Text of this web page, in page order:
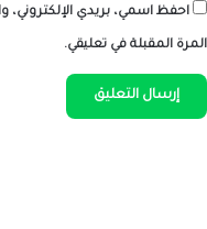
احفظ اسمي، بريدي الإلكتروني،
المرة المقبلة في تعليقي.